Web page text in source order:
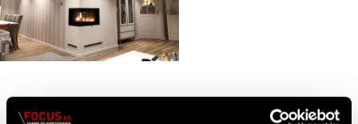
Se flere peiser vi har satt opp for våre kunder.